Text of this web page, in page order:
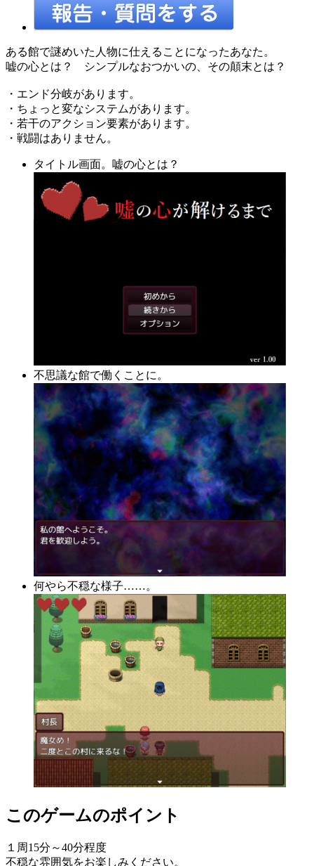
ある館で謎めいた人物に仕えることになったあなた。
嘘の心とは？ シンプルなおつかいの、その顛末とは？
・エンド分岐があります。
・ちょっと変なシステムがあります。
・若干のアクション要素があります。
・戦闘はありません。
タイトル画面。嘘の心とは？
不思議な館で働くことに。
何やら不穏な様子……。
このゲームのポイント
１周15分～40分程度
不穏な雰囲気をお楽しみください。